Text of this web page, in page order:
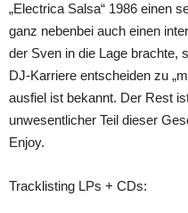
„Electrica Salsa“ 1986 einen
ganz nebenbei auch einen
der Sven in die Lage brachte,
DJ-Karriere entscheiden zu
ausfiel ist bekannt. Der Rest
unwesentlicher Teil dieser
Enjoy.
Tracklisting LPs + CDs: